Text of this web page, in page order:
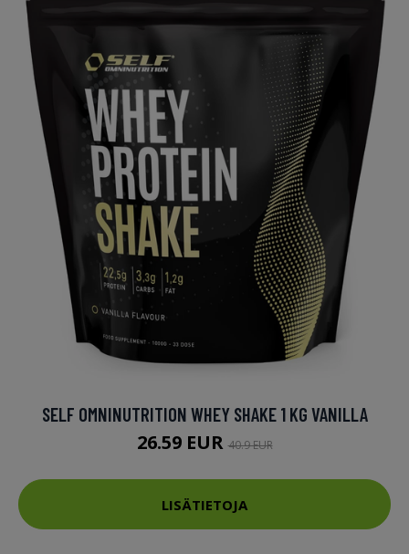
SELF OMNINUTRITION WHEY SHAKE 1 KG VANILLA
26.59 EUR40.9 EUR
LISÄTIETOJA